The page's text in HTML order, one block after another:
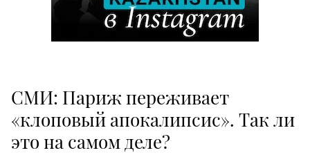
СМИ: Париж переживает
«клоповый апокалипсис». Так ли
это на самом деле?